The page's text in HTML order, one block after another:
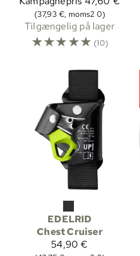
(37,93 €, moms2 0)
Tilgængelig på lager
☆☆☆☆☆ (10)
EDELRID
Chest Cruiser
54,90 €